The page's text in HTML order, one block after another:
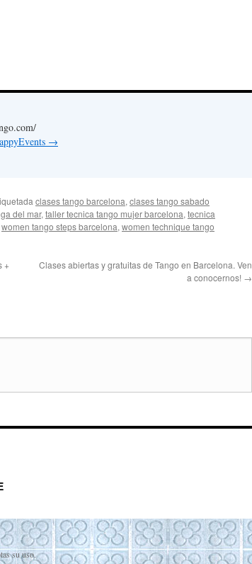
→
clases tango barcelona, clases tango sabado
del mar, taller tecnica tango mujer barcelona, tecnica
women tango steps barcelona, women technique tango
+
Clases abiertas y gratuitas de Tango en Barcelona. Ven
a conocernos! →
su uso.